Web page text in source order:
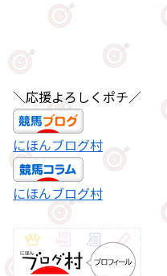
＼応援よろしくポチ／
にほんブログ村
にほんブログ村